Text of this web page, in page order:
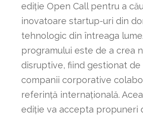
ediție Open Call pentru a
inovatoare startup-uri din
tehnologic din întreaga
programului este de a crea
disruptive, fiind gestionat de
companii corporative
referință internațională.
ediție va accepta propuneri